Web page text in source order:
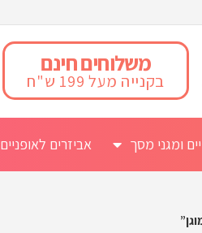
משלוחים חינם
בקנייה מעל 199 ש"ח
ומגני מסך אביזרים לאופניים